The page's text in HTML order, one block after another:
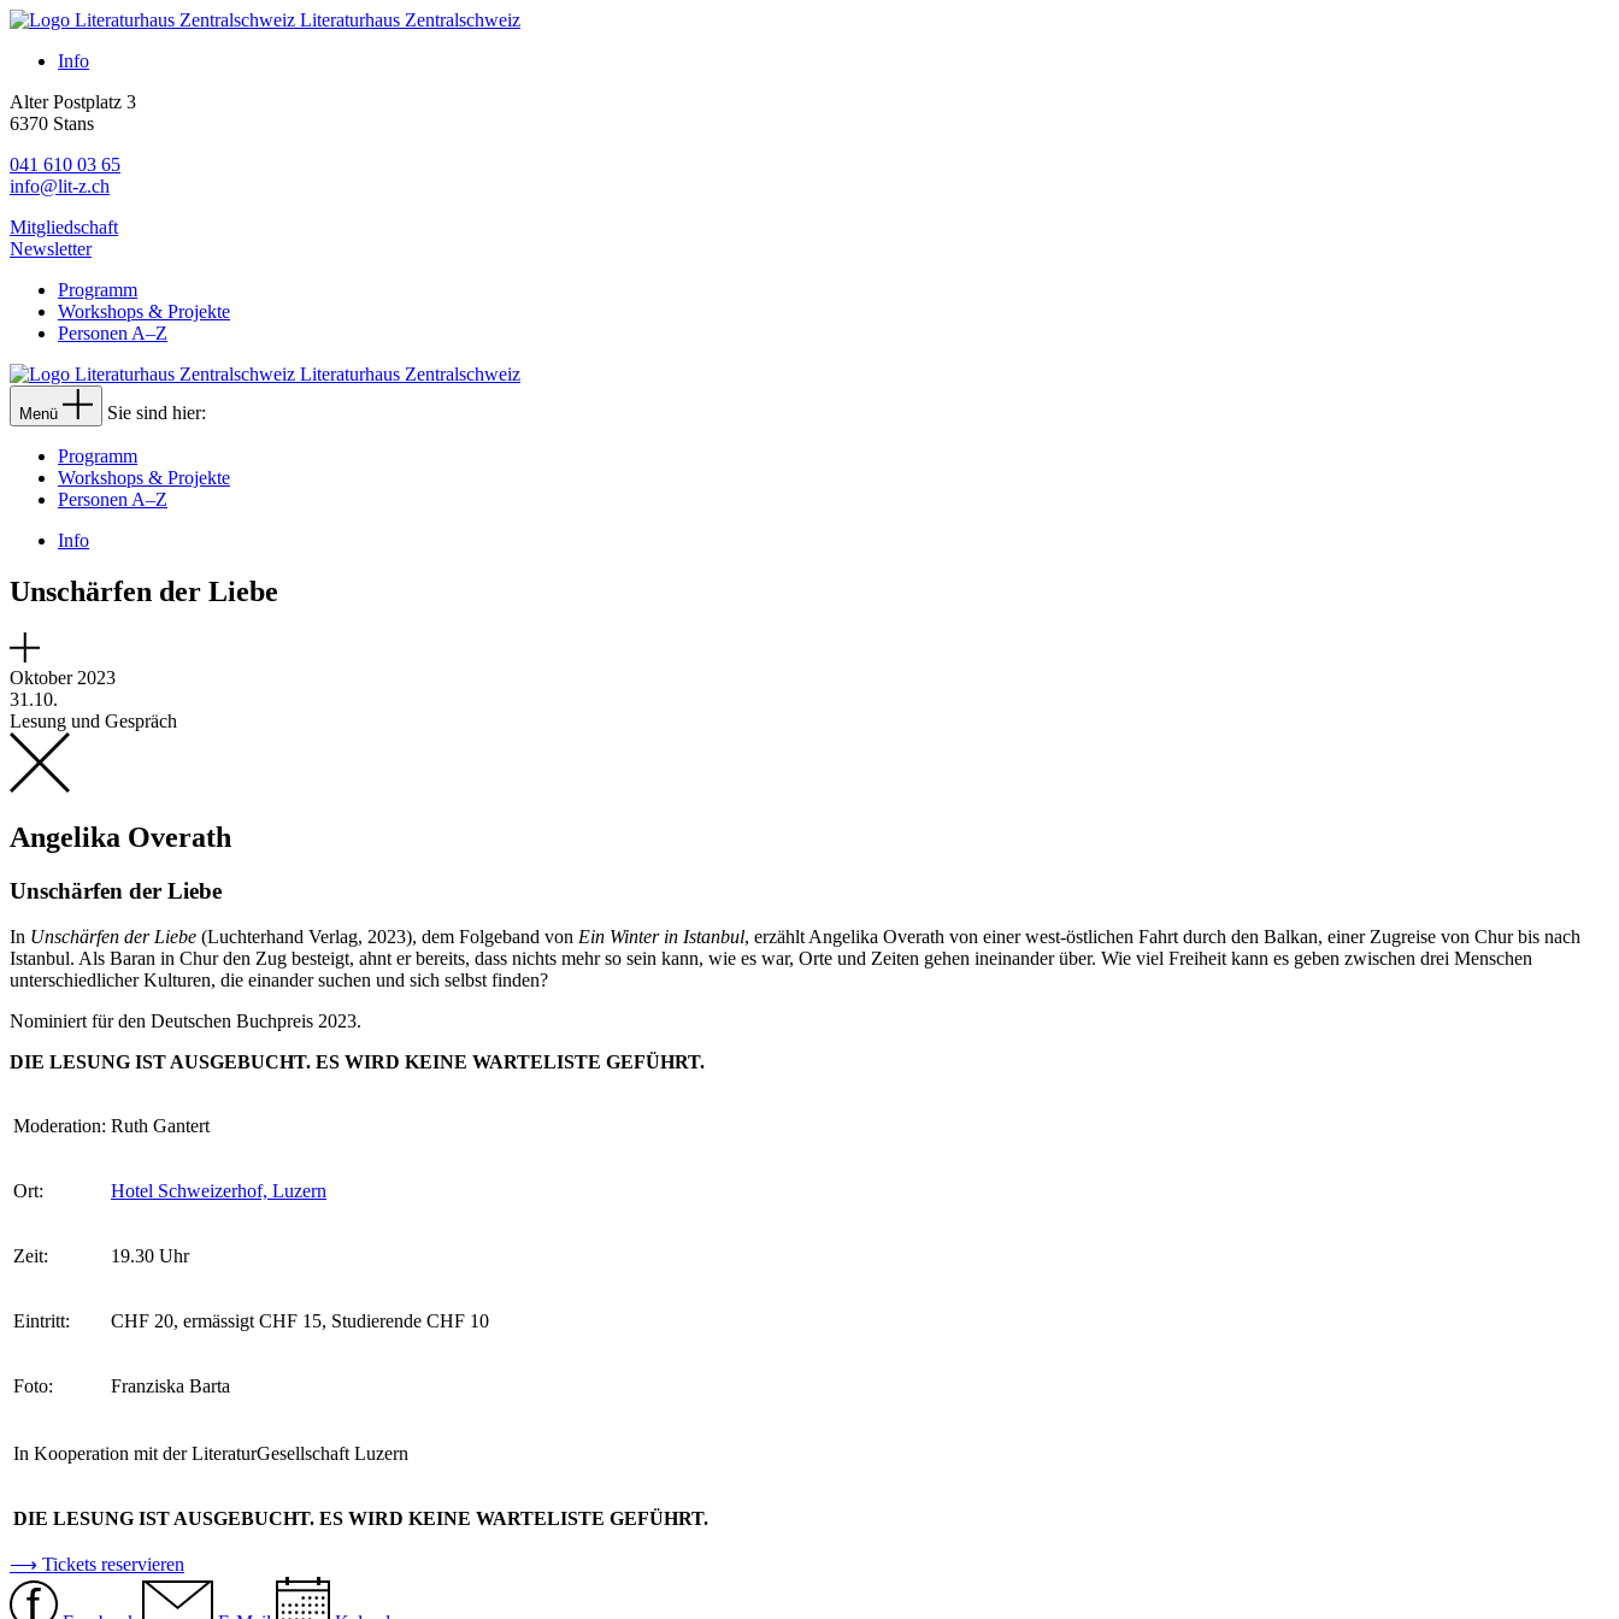
Literaturhaus Zentralschweiz
Info
Alter Postplatz 3
6370 Stans
041 610 03 65
info@lit-z.ch
Mitgliedschaft
Newsletter
Programm
Workshops & Projekte
Personen A–Z
Literaturhaus Zentralschweiz
Menü Sie sind hier:
Programm
Workshops & Projekte
Personen A–Z
Info
Unschärfen der Liebe
Oktober 2023
31.10.
Lesung und Gespräch
Angelika Overath
Unschärfen der Liebe
In Unschärfen der Liebe (Luchterhand Verlag, 2023), dem Folgeband von Ein Winter in Istanbul, erzählt Angelika Overath von einer west-östlichen Fahrt durch den Balkan, einer Zugreise von Chur bis nach
Istanbul. Als Baran in Chur den Zug besteigt, ahnt er bereits, dass nichts mehr so sein kann, wie es war, Orte und Zeiten gehen ineinander über. Wie viel Freiheit kann es geben zwischen drei Menschen
unterschiedlicher Kulturen, die einander suchen und sich selbst finden?
Nominiert für den Deutschen Buchpreis 2023.
DIE LESUNG IST AUSGEBUCHT. ES WIRD KEINE WARTELISTE GEFÜHRT.
Moderation: Ruth Gantert
Ort: Hotel Schweizerhof, Luzern
Zeit: 19.30 Uhr
Eintritt: CHF 20, ermässigt CHF 15, Studierende CHF 10
Foto: Franziska Barta
In Kooperation mit der LiteraturGesellschaft Luzern
DIE LESUNG IST AUSGEBUCHT. ES WIRD KEINE WARTELISTE GEFÜHRT.
⟶ Tickets reservieren